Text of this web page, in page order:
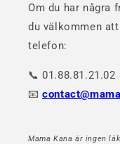
Om du har några
du välkommen
telefon:
📞 01.88.81.21.02
📧
Mama Kana är ingen